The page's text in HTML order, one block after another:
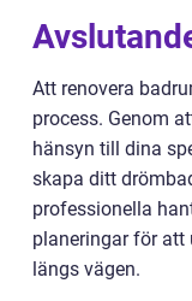
Att renovera
process. Genom
hänsyn till dina
skapa ditt
professionella
planeringar för att
längs vägen.